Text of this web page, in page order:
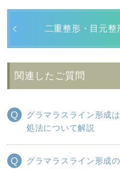
二重整形・目元整
関連したご質問
グラマラスライン形成
処法について解説
グラマラスライン形成